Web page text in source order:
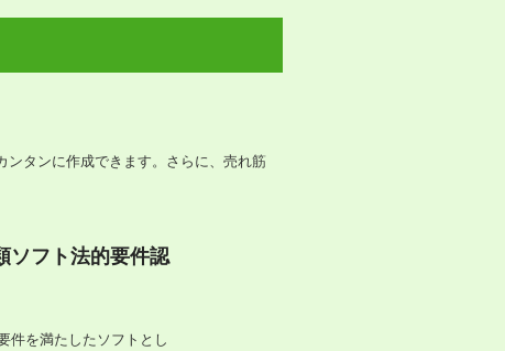
ンタンに作成できます。さらに、売れ筋
ソフト法的要件認
件を満たしたソフトとし